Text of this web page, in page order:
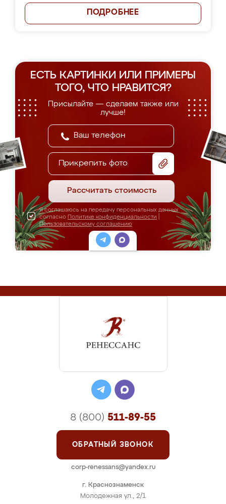
ПОДРОБНЕЕ
ЕСТЬ КАРТИНКИ ИЛИ ПРИМЕРЫ
ТОГО, ЧТО НРАВИТСЯ?
Присылайте — сделаем также или
лучше!
Прикрепить фото
Рассчитать стоимость
Я соглашаюсь на передачу персональных данных
согласно Политике конфиденциальности
Пользовательскому соглашению
г. Краснознаменск
Молодежная ул., 2/1
8 (800) 511-89-55
ОБРАТНЫЙ ЗВОНОК
corp-renessans@yandex.ru